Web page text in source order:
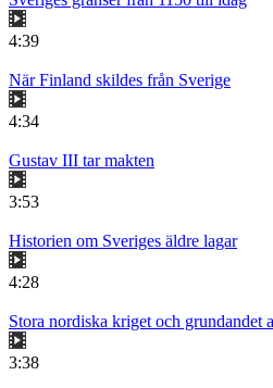
4:39
När Finland skildes från Sverige
4:34
Gustav III tar makten
3:53
Historien om Sveriges äldre lagar
4:28
Stora nordiska kriget och grundandet
3:38